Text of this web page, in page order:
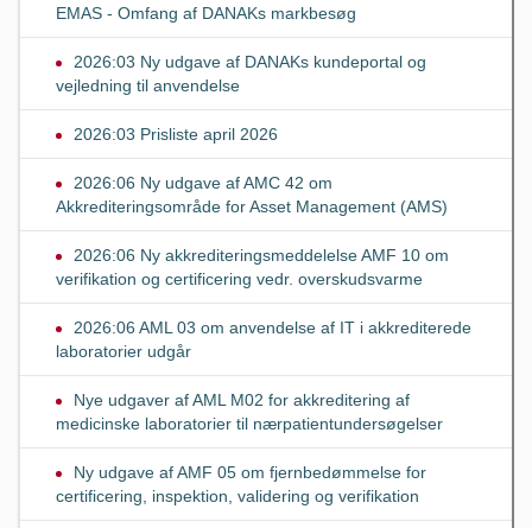
EMAS - Omfang af DANAKs markbesøg
2026:03 Ny udgave af DANAKs kundeportal og
vejledning til anvendelse
2026:03 Prisliste april 2026
2026:06 Ny udgave af AMC 42 om
Akkrediteringsområde for Asset Management (AMS)
2026:06 Ny akkrediteringsmeddelelse AMF 10 om
verifikation og certificering vedr. overskudsvarme
2026:06 AML 03 om anvendelse af IT i akkrediterede
laboratorier udgår
Nye udgaver af AML M02 for akkreditering af
medicinske laboratorier til nærpatientundersøgelser
Ny udgave af AMF 05 om fjernbedømmelse for
certificering, inspektion, validering og verifikation